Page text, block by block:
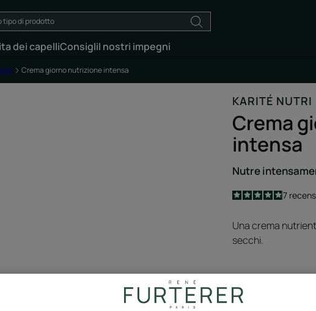
dei capelliConsigliI nostri impegni
Crema giorno nutrizione intensa
KARITÉ NUTRI
Crema
intensa
Nutre
4.9
/
5
7
Una crema
secchi.